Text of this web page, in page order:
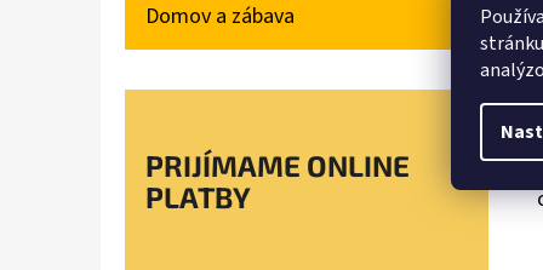
Domov a zábava
PRIJÍMAME ONLINE
PLATBY